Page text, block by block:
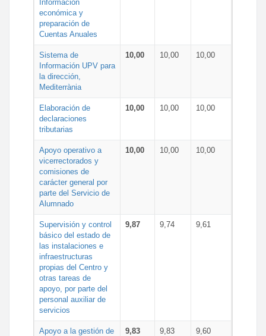
Información
económica y
preparación de
Cuentas Anuales
Sistema de
Información UPV para
la dirección,
Mediterrània
10,00 10,00 10,00
Elaboración de
declaraciones
tributarias
10,00 10,00 10,00
Apoyo operativo a
vicerrectorados y
comisiones de
carácter general por
parte del Servicio de
Alumnado
10,00 10,00 10,00
Supervisión y control
básico del estado de
las instalaciones e
infraestructuras
propias del Centro y
otras tareas de
apoyo, por parte del
personal auxiliar de
servicios
9,87 9,74 9,61
Apoyo a la gestión de
9,83 9,83 9,60